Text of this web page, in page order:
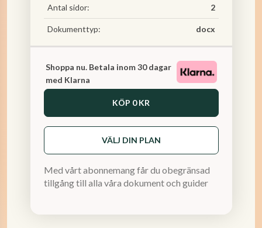
Antal sidor: 2
Dokumenttyp: docx
Shoppa nu. Betala inom 30 dagar
med Klarna
KÖP 0 KR
VÄLJ DIN PLAN
Med vårt abonnemang får du obegränsad
tillgång till alla våra dokument och guider